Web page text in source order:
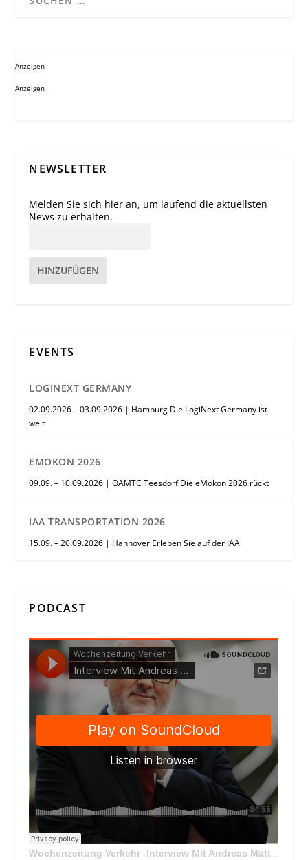
Anzeigen
Anzeigen
NEWSLETTER
Melden Sie sich hier an, um laufend die aktuellsten
News zu erhalten.
HINZUFÜGEN
EVENTS
LOGINEXT GERMANY
02.09.2026 – 03.09.2026 | Hamburg Die LogiNext Germany ist
weit
EMOKON 2026
09.09. – 10.09.2026 | ÖAMTC Teesdorf Die eMokon 2026 rückt
IAA TRANSPORTATION 2026
15.09. – 20.09.2026 | Hannover Erleben Sie auf der IAA
PODCAST
Wochenzeitung Verkehr · Interview Mit Andreas Matthä, CEO der ÖBB Holding